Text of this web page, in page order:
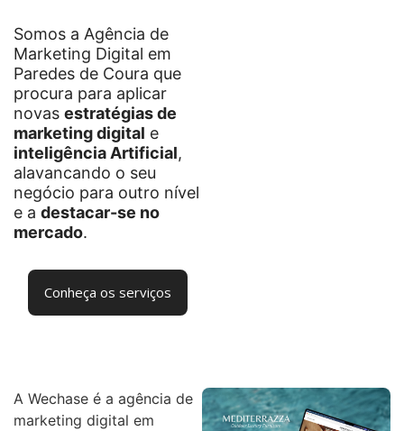
Somos a Agência de
Marketing Digital em
Paredes de Coura que
procura para aplicar
novas estratégias de
marketing digital e
inteligência Artificial,
alavancando o seu
negócio para outro nível
e a destacar-se no
mercado.
Conheça os serviços
A Wechase é a agência de
marketing digital em